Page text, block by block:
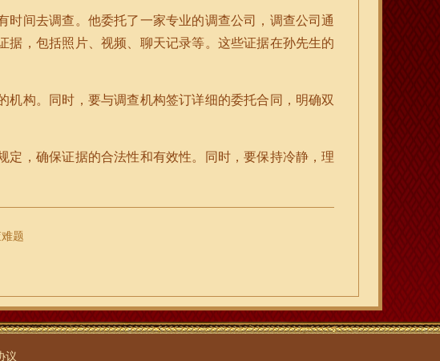
间去调查。他委托了一家专业的调查公司，调查公司通
据，包括照片、视频、聊天记录等。这些证据在孙先生的
构。同时，要与调查机构签订详细的委托合同，明确双
定，确保证据的合法性和有效性。同时，要保持冷静，理
题
议